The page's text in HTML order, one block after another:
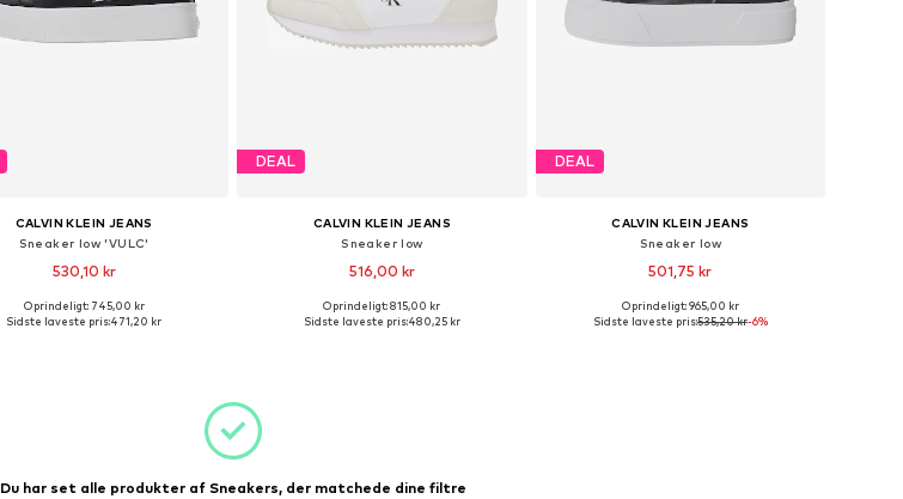
CALVIN KLEIN JEANS
Sneaker low 'VULC'
530,10 kr
Oprindeligt: 745,00 kr
Sidste laveste pris:471,20 kr
DEAL
CALVIN KLEIN JEANS
Sneaker low
516,00 kr
Tilgængelige størrelser: 40
Oprindeligt: 815,00 kr
Sidste laveste pris:480,25 kr
DEAL
CALVIN KLEIN JEANS
Sneaker low
501,75 kr
Tilgængelige størrelser: 41
Oprindeligt: 965,00 kr
Sidste laveste pris:535,20 kr-6%
Du har set alle produkter af Sneakers, der matchede dine filtre